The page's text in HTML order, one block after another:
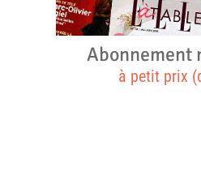
Abonnement
à petit prix